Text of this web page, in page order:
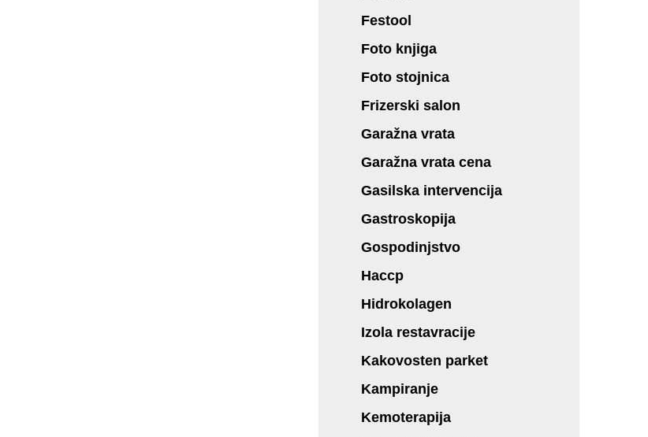
Festool
Foto knjiga
Foto stojnica
Frizerski salon
Garažna vrata
Garažna vrata cena
Gasilska intervencija
Gastroskopija
Gospodinjstvo
Haccp
Hidrokolagen
Izola restavracije
Kakovosten parket
Kampiranje
Kemoterapija